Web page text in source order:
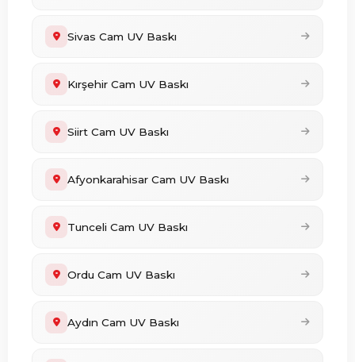
Sivas Cam UV Baskı
Kırşehir Cam UV Baskı
Siirt Cam UV Baskı
Afyonkarahisar Cam UV Baskı
Tunceli Cam UV Baskı
Ordu Cam UV Baskı
Aydın Cam UV Baskı